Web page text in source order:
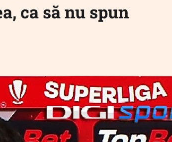
ca să nu spun